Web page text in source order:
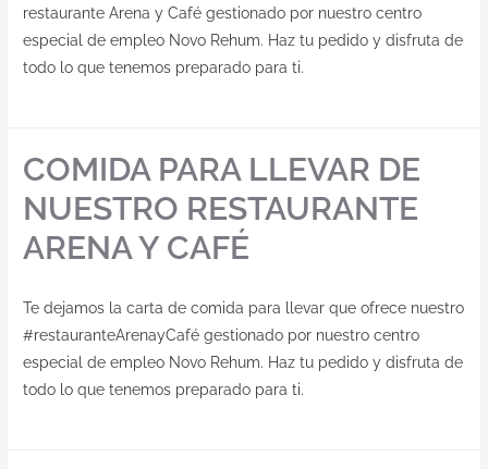
restaurante Arena y Café gestionado por nuestro centro
especial de empleo Novo Rehum. Haz tu pedido y disfruta de
todo lo que tenemos preparado para ti.
COMIDA PARA LLEVAR DE
NUESTRO RESTAURANTE
ARENA Y CAFÉ
Te dejamos la carta de comida para llevar que ofrece nuestro
#restauranteArenayCafé gestionado por nuestro centro
especial de empleo Novo Rehum. Haz tu pedido y disfruta de
todo lo que tenemos preparado para ti.